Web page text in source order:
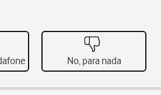
No, para nada